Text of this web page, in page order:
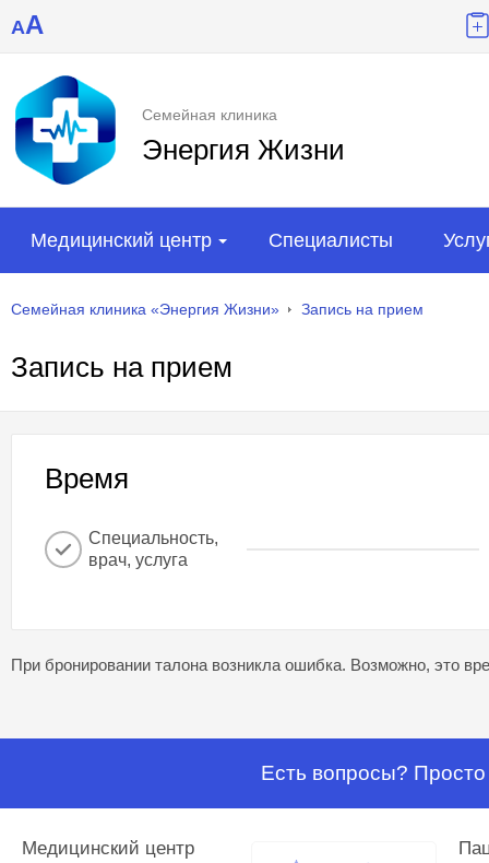
AA
Семейная клиника
Энергия Жизни
Медицинский центр Специалисты
Семейная клиника «Энергия Жизни» Запись на прием
Запись на прием
Время
Специальность,
врач, услуга
При бронировании талона возникла ошибка. Возможно, это
Есть вопросы?
Медицинский центр